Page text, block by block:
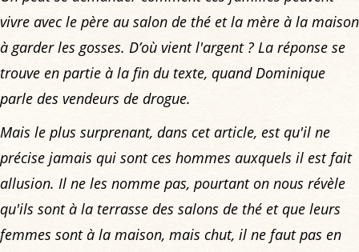
vivre avec le père au salon de thé et la mère à la maison
à garder les gosses. D’où vient l'argent ? La réponse se
trouve en partie à la fin du texte, quand Dominique
parle des vendeurs de drogue.
Mais le plus surprenant, dans cet article, est qu'il ne
précise jamais qui sont ces hommes auxquels il est fait
allusion. Il ne les nomme pas, pourtant on nous révèle
qu'ils sont à la terrasse des salons de thé et que leurs
femmes sont à la maison, mais chut, il ne faut pas en